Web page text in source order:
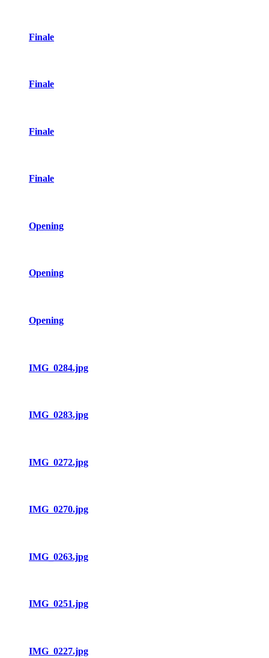
Finale
Finale
Finale
Finale
Opening
Opening
Opening
IMG_0284.jpg
IMG_0283.jpg
IMG_0272.jpg
IMG_0270.jpg
IMG_0263.jpg
IMG_0251.jpg
IMG_0227.jpg